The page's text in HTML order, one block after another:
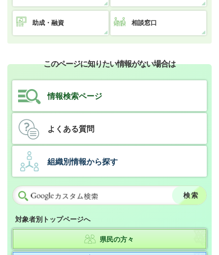
助成・融資 相談窓口
このページに知りたい情報がない場合は
情報検索ページ
よくある質問
組織別情報から探す
対象者別トップページへ
県民の方々